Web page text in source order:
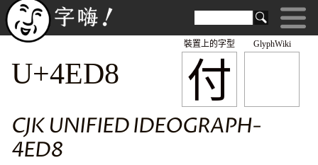
GlyphWiki
付
裝置上的字型
U+4ED8
CJK UNIFIED IDEOGRAPH-
4ED8